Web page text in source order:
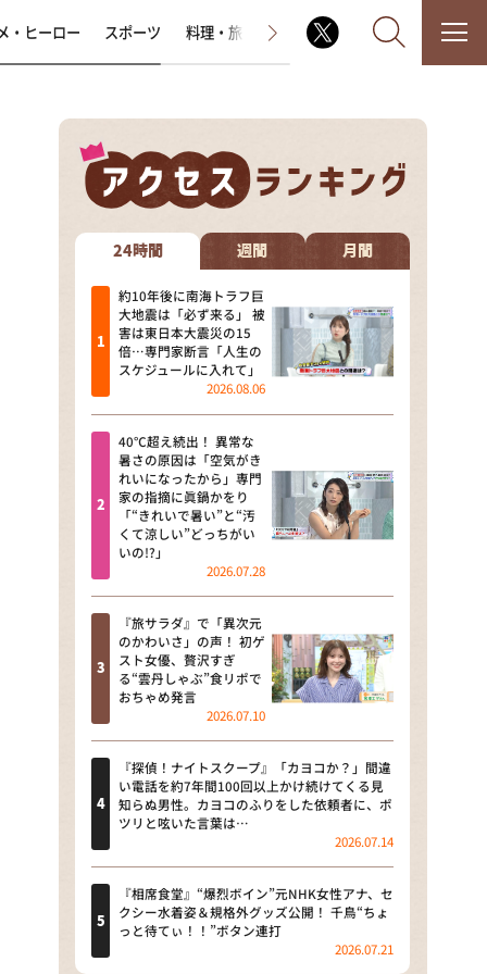
なるみ・岡村の過ぎるTV
相席食堂
これ余談なんですけど・・・
～人生密着トークバラエティ！
～ やすとものいたって真剣です
探偵！ナイトスクープ
news おかえり
河合＆A.B.C-Z塚田×福井アナ
「なんでやねん！？」（news お
かえり）
DAIGOも台所 ～きょうの献立 何
にする？～
本日はダイアンなり！シーズン２
朝だ！生です旅サラダ
教えて！ニュースライブ 正義の
ミカタ
ＬＩＦＥ～夢のカタチ～
新婚さんいらっしゃい！
ポツンと一軒家
ザキ山小屋本館
・ヒーロー スポーツ 料理・旅 ラジオ番組 その他
24時間 週間 月間
約10年後に南海トラフ巨
大地震は「必ず来る」 被
害は東日本大震災の15
倍…専門家断言「人生の
スケジュールに入れて」
2026.08.06
40℃超え続出！ 異常な
暑さの原因は「空気がき
れいになったから」専門
家の指摘に眞鍋かをり
「“きれいで暑い”と“汚
くて涼しい”どっちがい
いの!?」
2026.07.28
『旅サラダ』で「異次元
のかわいさ」の声！ 初ゲ
スト女優、贅沢すぎ
る“雲丹しゃぶ”食リポで
おちゃめ発言
2026.07.10
『探偵！ナイトスクープ』「カヨコか？」間違
い電話を約7年間100回以上かけ続けてくる見
知らぬ男性。カヨコのふりをした依頼者に、ポ
ツリと呟いた言葉は…
2026.07.14
『相席食堂』“爆烈ボイン”元NHK女性アナ、セ
クシー水着姿＆規格外グッズ公開！ 千鳥“ちょ
っと待てぃ！！”ボタン連打
2026.07.21